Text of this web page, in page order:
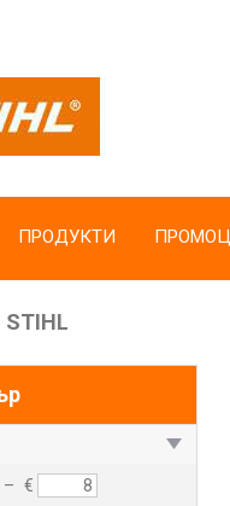
ПРОДУКТИ
Резачки за дърва
Трактори за косене
Пръскачки
– €